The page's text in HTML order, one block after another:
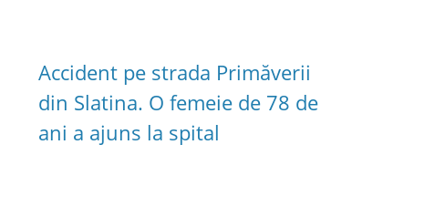
Accident pe strada Primăverii
din Slatina. O femeie de 78 de
ani a ajuns la spital